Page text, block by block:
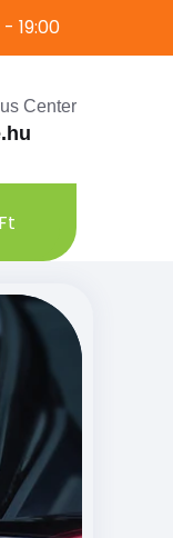
19:00
Center
Ft